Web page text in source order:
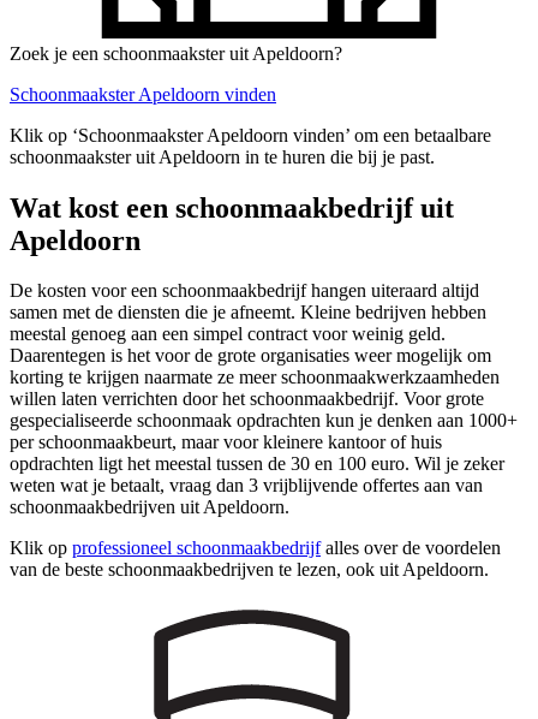
Zoek je een schoonmaakster uit Apeldoorn?
Schoonmaakster Apeldoorn vinden
Klik op ‘Schoonmaakster Apeldoorn vinden’ om een betaalbare
schoonmaakster uit Apeldoorn in te huren die bij je past.
Wat kost een schoonmaakbedrijf uit
Apeldoorn
De kosten voor een schoonmaakbedrijf hangen uiteraard altijd
samen met de diensten die je afneemt. Kleine bedrijven hebben
meestal genoeg aan een simpel contract voor weinig geld.
Daarentegen is het voor de grote organisaties weer mogelijk om
korting te krijgen naarmate ze meer schoonmaakwerkzaamheden
willen laten verrichten door het schoonmaakbedrijf. Voor grote
gespecialiseerde schoonmaak opdrachten kun je denken aan 1000+
per schoonmaakbeurt, maar voor kleinere kantoor of huis
opdrachten ligt het meestal tussen de 30 en 100 euro. Wil je zeker
weten wat je betaalt, vraag dan 3 vrijblijvende offertes aan van
schoonmaakbedrijven uit Apeldoorn.
Klik op professioneel schoonmaakbedrijfalles over de voordelen
van de beste schoonmaakbedrijven te lezen, ook uit Apeldoorn.